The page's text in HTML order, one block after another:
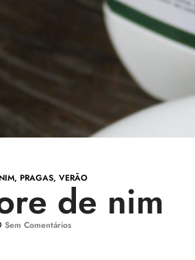
NIM, PRAGAS, VERÃO
de nim
Sem Comentários